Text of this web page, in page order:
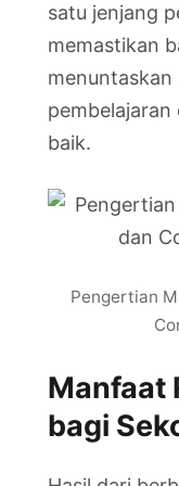
satu jenjang
memastikan
menuntaskan
pembelajaran
baik.
Pengertian
Manfaat
bagi